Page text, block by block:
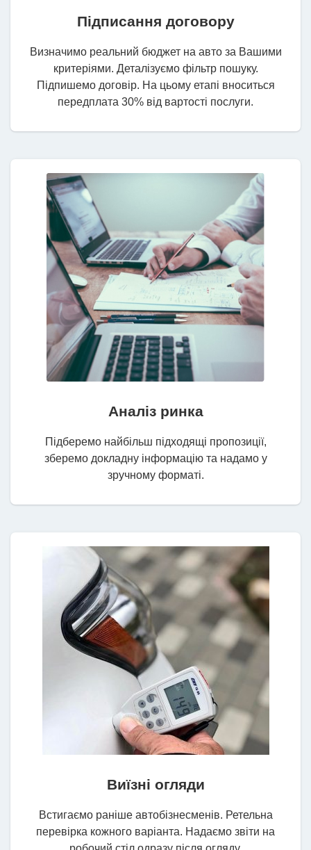
Підписання договору
Визначимо реальний бюджет на авто за Вашими
критеріями. Деталізуємо фільтр пошуку.
Підпишемо договір. На цьому етапі вноситься
передплата 30% від вартості послуги.
Аналіз ринка
Підберемо найбільш підходящі пропозиції,
зберемо докладну інформацію та надамо у
зручному форматі.
Виїзні огляди
Встигаємо раніше автобізнесменів. Ретельна
перевірка кожного варіанта. Надаємо звіти на